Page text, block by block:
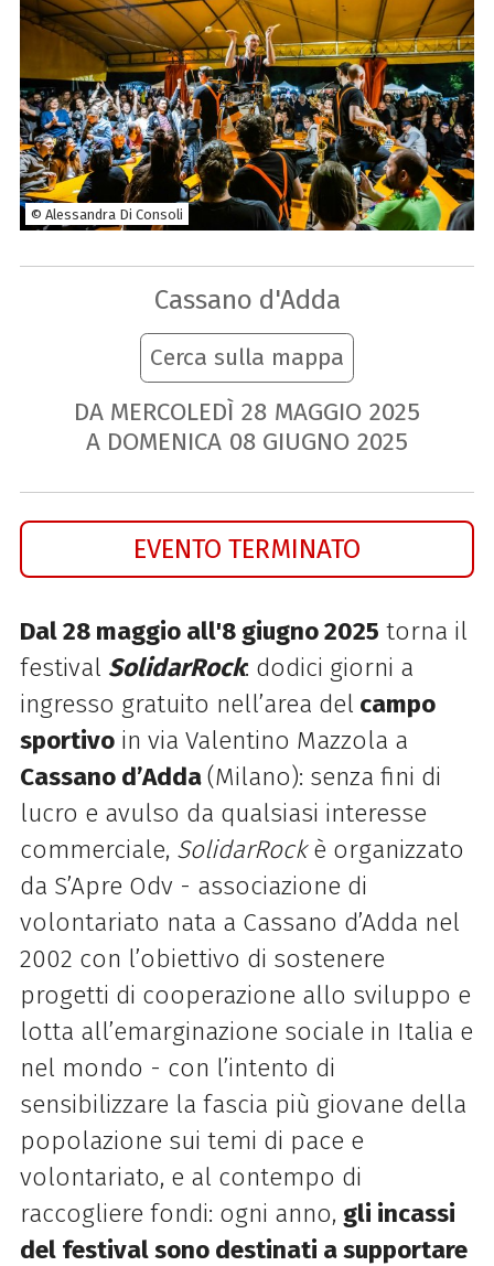
© Alessandra Di Consoli
Cassano d'Adda
Cerca sulla mappa
DA MERCOLEDÌ 28 MAGGIO 2025
A DOMENICA 08 GIUGNO 2025
EVENTO TERMINATO
Dal 28 maggio all'8 giugno 2025 torna il
festival SolidarRock: dodici giorni a
ingresso gratuito nell’area del campo
sportivoin via Valentino Mazzola a
Cassano d’Adda(Milano): senza fini di
lucro e avulso da qualsiasi interesse
commerciale, SolidarRockè organizzato
da S’Apre Odv - associazione di
volontariato nata a Cassano d’Adda nel
2002 con l’obiettivo di sostenere
progetti di cooperazione allo sviluppo e
lotta all’emarginazione sociale in Italia e
nel mondo - con l’intento di
sensibilizzare la fascia più giovane della
popolazione sui temi di pace e
volontariato, e al contempo di
raccogliere fondi: ogni anno, gli incassi
del festival sono destinati a supportare